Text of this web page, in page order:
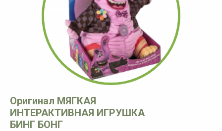
Оригинал МЯГКАЯ
ИНТЕРАКТИВНАЯ ИГРУШКА
БИНГ БОНГ